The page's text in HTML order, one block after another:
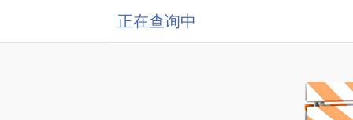
正在查询中